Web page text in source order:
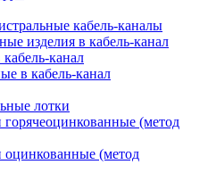
кабель-каналы
изделия в кабель-канал
канал
в кабель-канал
лотки
(метод
оцинкованные (метод